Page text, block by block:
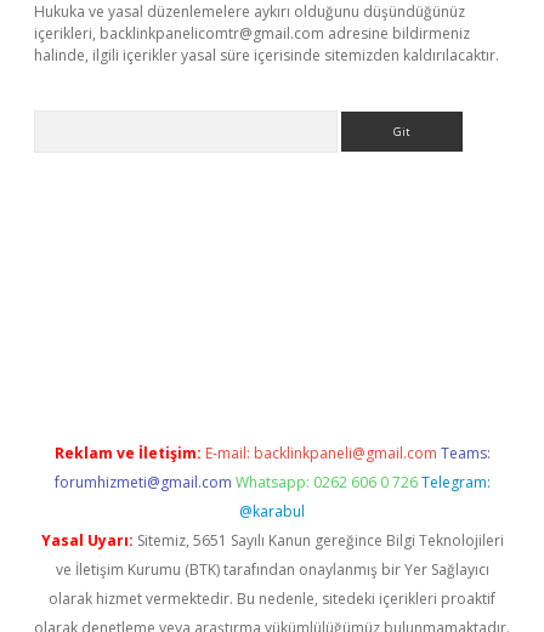
Hukuka ve yasal düzenlemelere aykırı olduğunu düşündüğünüz
içerikleri, backlinkpanelicomtr@gmail.com adresine bildirmeniz
halinde, ilgili içerikler yasal süre içerisinde sitemizden kaldırılacaktır.
Reklam ve İletişim: E-mail: backlinkpaneli@gmail.com Teams:
forumhizmeti@gmail.com Whatsapp: 0262 606 0 726 Telegram:
@karabul
Yasal Uyarı: Sitemiz, 5651 Sayılı Kanun gereğince Bilgi Teknolojileri
ve İletişim Kurumu (BTK) tarafından onaylanmış bir Yer Sağlayıcı
olarak hizmet vermektedir. Bu nedenle, sitedeki içerikleri proaktif
olarak denetleme veya araştırma yükümlülüğümüz bulunmamaktadır.